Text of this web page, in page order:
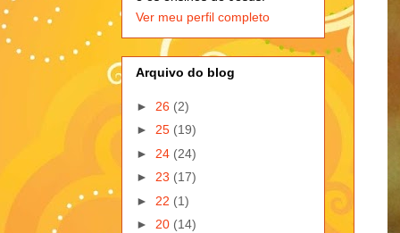
Ver meu perfil completo
Arquivo do blog
► 26 (2)
► 25 (19)
► 24 (24)
► 23 (17)
► 22 (1)
► 20 (14)